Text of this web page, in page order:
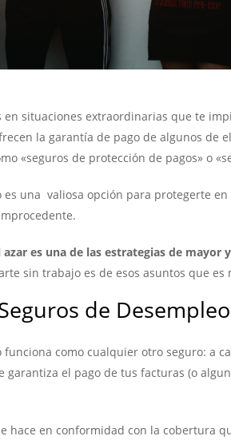
en situaciones extraordinarias que te
la garantía de pago de algunos de
«seguros de protección de pagos» o
es una valiosa opción para protegerte
es una de las estrategias de mayor
sin trabajo es de esos asuntos que es
de
funciona como cualquier otro seguro: a
garantiza el pago de tus facturas (o
hace en conformidad con la cobertura